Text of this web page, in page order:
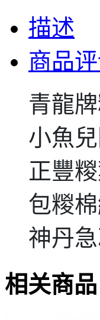
描述
商品
青龍
小魚
正豐
包糉
神丹
相关商品